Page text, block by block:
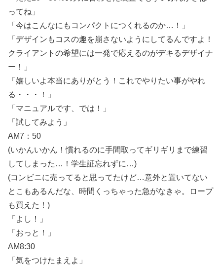
ってね」
「今はこんなにもコンパクトにつくれるのか…！」
「デザインもコスの趣を崩さないようにしてるんですよ！
クライアントの希望には一発で応えるのがデキるデザイナ
ー！」
「嬉しいよ本当にありがとう！これでやりたい事がやれ
る・・・！」
「マニュアルです、では！」
「試してみよう」
AM7：50
(いかんいかん！慣れるのに手間取ってギリギリまで練習
してしまった…！学生証忘れずに…)
(コンビニに売ってると思ってたけど…意外と置いてない
とこもあるんだな、時間くっちゃった急がなきゃ。ロープ
も買えた！)
「よし！」
「おっと！」
AM8:30
「気をつけたまえよ」